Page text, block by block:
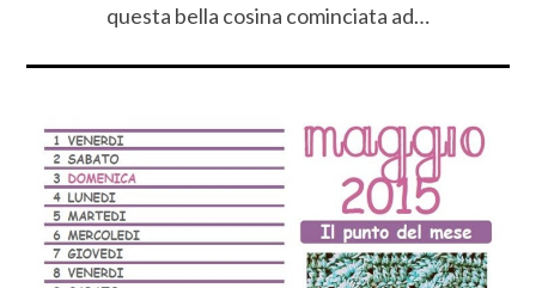
questa bella cosina cominciata ad…